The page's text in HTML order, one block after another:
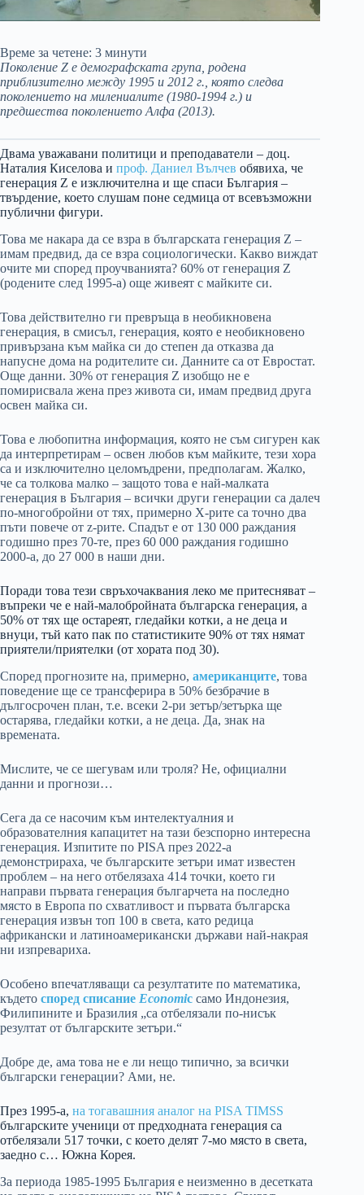
Време за четене: 3 минути
Поколение Z е демографската група, родена
приблизително между 1995 и 2012 г., която следва
поколението на милениалите (1980-1994 г.) и
предшества поколението Алфа (2013).
Двама уважавани политици и преподаватели – доц.
Наталия Киселова и проф. Даниел Вълчев обявиха, че
генерация Z е изключителна и ще спаси България –
твърдение, което слушам поне седмица от всевъзможни
публични фигури.
Това ме накара да се взра в българската генерация Z –
имам предвид, да се взра социологически. Какво виждат
очите ми според проучванията? 60% от генерация Z
(родените след 1995-a) още живеят с майките си.
Това действително ги превръща в необикновена
генерация, в смисъл, генерация, която е необикновено
привързана към майка си до степен да отказва да
напусне дома на родителите си. Данните са от Евростат.
Още данни. 30% от генерация Z изобщо не е
помирисвала жена през живота си, имам предвид друга
освен майка си.
Това е любопитна информация, която не съм сигурен как
да интерпретирам – освен любов към майките, тези хора
са и изключително целомъдрени, предполагам. Жалко,
че са толкова малко – защото това е най-малката
генерация в България – всички други генерации са далеч
по-многобройни от тях, примерно Х-рите са точно два
пъти повече от z-рите. Спадът е от 130 000 раждания
годишно през 70-те, през 60 000 раждания годишно
2000-а, до 27 000 в наши дни.
Поради това тези свръхочаквания леко ме притесняват –
въпреки че е най-малобройната българска генерация, а
50% от тях ще остареят, гледайки котки, а не деца и
внуци, тъй като пак по статистиките 90% от тях нямат
приятели/приятелки (от хората под 30).
Според прогнозите на, примерно, американците, това
поведение ще се трансферира в 50% безбрачие в
дългосрочен план, т.е. всеки 2-ри зетър/зетърка ще
остарява, гледайки котки, а не деца. Да, знак на
времената.
Мислите, че се шегувам или троля? Не, официални
данни и прогнози…
Сега да се насочим към интелектуалния и
образователния капацитет на тази безспорно интересна
генерация. Изпитите по PISA през 2022-a
демонстрираха, че българските зетъри имат известен
проблем – на него отбелязаха 414 точки, което ги
направи първата генерация българчета на последно
място в Европа по схватливост и първата българска
генерация извън топ 100 в света, като редица
африкански и латиноамерикански държави най-накрая
ни изпревариха.
Особено впечатляващи са резултатите по математика,
където според списание Economic само Индонезия,
Филипините и Бразилия „са отбелязали по-нисък
резултат от българските зетъри.“
Добре де, ама това не е ли нещо типично, за всички
български генерации? Ами, не.
През 1995-а, на тогавашния аналог на PISA TIMSS
българските ученици от предходната генерация са
отбелязали 517 точки, с което делят 7-мо място в света,
заедно с… Южна Корея.
За периода 1985-1995 България е неизменно в десетката